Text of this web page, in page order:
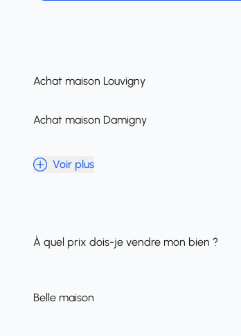
Achat maison Louvigny
Achat maison Damigny
Voir plus
À quel prix dois-je vendre mon bien ?
Belle maison